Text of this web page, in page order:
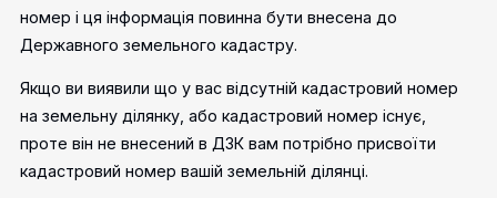
номер і ця інформація повинна бути внесена до
Державного земельного кадастру.
Якщо ви виявили що у вас відсутній кадастровий номер
на земельну ділянку, або кадастровий номер існує,
проте він не внесений в ДЗК вам потрібно присвоїти
кадастровий номер вашій земельній ділянці.